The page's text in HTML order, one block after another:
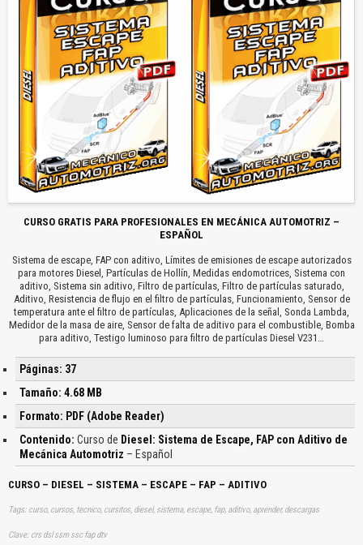
CURSO GRATIS PARA PROFESIONALES EN MECÁNICA AUTOMOTRIZ –
ESPAÑOL
Sistema de escape, FAP con aditivo, Límites de emisiones de escape autorizados
para motores Diesel, Partículas de Hollín, Medidas endomotrices, Sistema con
aditivo, Sistema sin aditivo, Filtro de partículas, Filtro de partículas saturado,
Aditivo, Resistencia de flujo en el filtro de partículas, Funcionamiento, Sensor de
temperatura ante el filtro de partículas, Aplicaciones de la señal, Sonda Lambda,
Medidor de la masa de aire, Sensor de falta de aditivo para el combustible, Bomba
para aditivo, Testigo luminoso para filtro de partículas Diesel V231…
Páginas: 37
Tamaño: 4.68 MB
Formato: PDF (Adobe Reader)
Contenido: Curso de Diesel: Sistema de Escape, FAP con Aditivo de
Mecánica Automotriz – Español
CURSO – DIESEL – SISTEMA – ESCAPE – FAP – ADITIVO
Tags: curso, cursos, tecnico, cursitos, diesel, sistema, escape, fap, aditivo, aprender, descargas
Clave: crs dsl ssm ssc fap dtv